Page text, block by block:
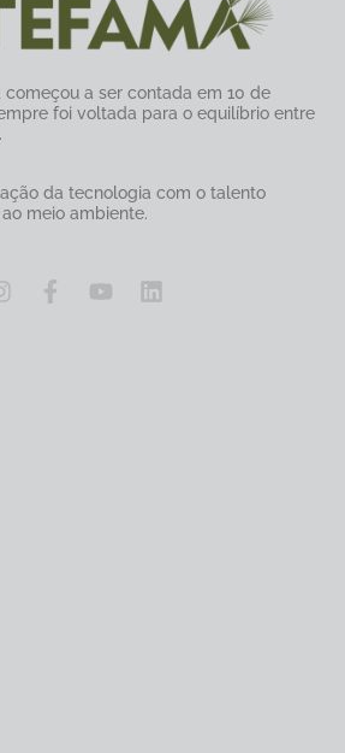
a ser contada em 10 de
foi voltada para o equilíbrio entre
da tecnologia com o talento
meio ambiente.